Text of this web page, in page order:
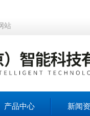
站
产品中心 新闻